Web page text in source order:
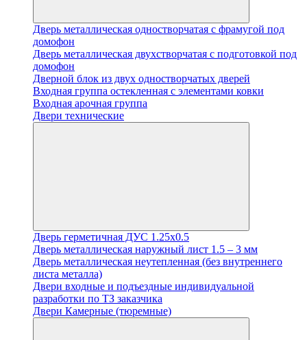
Дверь металлическая одностворчатая с фрамугой под
домофон
Дверь металлическая двухстворчатая с подготовкой под
домофон
Дверной блок из двух одностворчатых дверей
Входная группа остекленная с элементами ковки
Входная арочная группа
Двери технические
Дверь герметичная ДУС 1.25х0.5
Дверь металлическая наружный лист 1.5 – 3 мм
Дверь металлическая неутепленная (без внутреннего
листа металла)
Двери входные и подъездные индивидуальной
разработки по ТЗ заказчика
Двери Камерные (тюремные)